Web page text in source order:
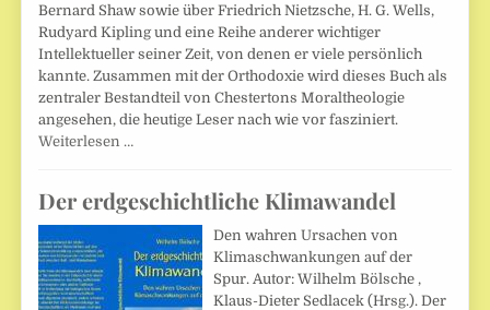
Bernard Shaw sowie über Friedrich Nietzsche, H. G. Wells,
Rudyard Kipling und eine Reihe anderer wichtiger
Intellektueller seiner Zeit, von denen er viele persönlich
kannte. Zusammen mit der Orthodoxie wird dieses Buch als
zentraler Bestandteil von Chestertons Moraltheologie
angesehen, die heutige Leser nach wie vor fasziniert.
Weiterlesen …
Der erdgeschichtliche Klimawandel
Den wahren Ursachen von
Klimaschwankungen auf der
Spur. Autor: Wilhelm Bölsche ,
Klaus-Dieter Sedlacek (Hrsg.). Der